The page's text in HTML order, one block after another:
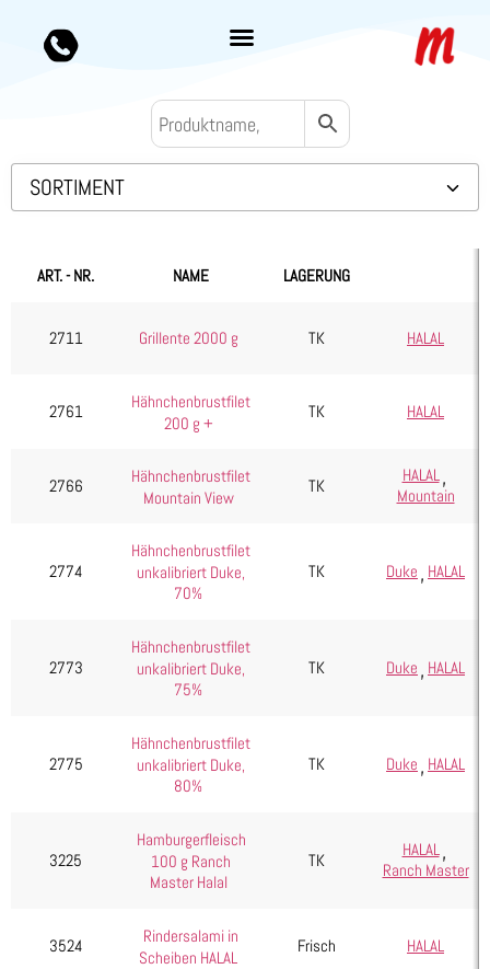
SORTIMENT
Convenience
Fleisch
Käse
Obst & Gemüse
Seafood, Fisch & Meeresfrüchte
Wurst & Schinken
ART. - NR. NAME LAGERUNG
2711 Grillente 2000 g TK HALAL
2761
Hähnchenbrustfilet
200 g +
TK HALAL
2766
Hähnchenbrustfilet
Mountain View
TK
HALAL,
Mountain
2774
Hähnchenbrustfilet
unkalibriert Duke,
70%
TK Duke , HALAL
2773
Hähnchenbrustfilet
unkalibriert Duke,
75%
TK Duke , HALAL
2775
Hähnchenbrustfilet
unkalibriert Duke,
80%
TK Duke , HALAL
3225
Hamburgerfleisch
100 g Ranch
Master Halal
TK
HALAL,
Ranch Master
3524
Rindersalami in
Scheiben HALAL
Frisch HALAL